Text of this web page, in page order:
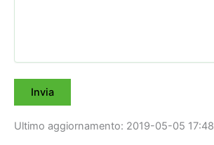
Ultimo aggiornamento: 2019-05-05 17:48